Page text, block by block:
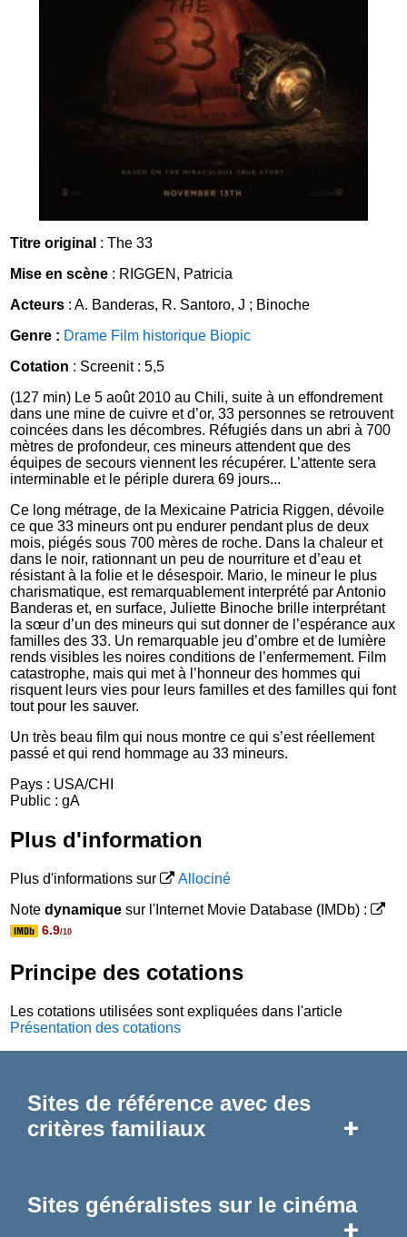
Titre original : The 33
Mise en scène : RIGGEN, Patricia
Acteurs : A. Banderas, R. Santoro, J ; Binoche
Genre : Drame Film historique Biopic
Cotation : Screenit : 5,5
(127 min) Le 5 août 2010 au Chili, suite à un effondrement
dans une mine de cuivre et d’or, 33 personnes se retrouvent
coincées dans les décombres. Réfugiés dans un abri à 700
mètres de profondeur, ces mineurs attendent que des
équipes de secours viennent les récupérer. L’attente sera
interminable et le périple durera 69 jours...
Ce long métrage, de la Mexicaine Patricia Riggen, dévoile
ce que 33 mineurs ont pu endurer pendant plus de deux
mois, piégés sous 700 mères de roche. Dans la chaleur et
dans le noir, rationnant un peu de nourriture et d’eau et
résistant à la folie et le désespoir. Mario, le mineur le plus
charismatique, est remarquablement interprété par Antonio
Banderas et, en surface, Juliette Binoche brille interprétant
la sœur d’un des mineurs qui sut donner de l’espérance aux
familles des 33. Un remarquable jeu d’ombre et de lumière
rends visibles les noires conditions de l’enfermement. Film
catastrophe, mais qui met à l’honneur des hommes qui
risquent leurs vies pour leurs familles et des familles qui font
tout pour les sauver.
Un très beau film qui nous montre ce qui s’est réellement
passé et qui rend hommage au 33 mineurs.
Pays : USA/CHI
Public : gA
Plus d'information
Plus d'informations sur
Allociné
Notedynamique sur l'Internet Movie Database (IMDb) :
6.9/10
Principe des cotations
Les cotations utilisées sont expliquées dans l'article
Présentation des cotations
Sites de référence avec des
critères familiaux
+
Sites généralistes sur le cinéma
+